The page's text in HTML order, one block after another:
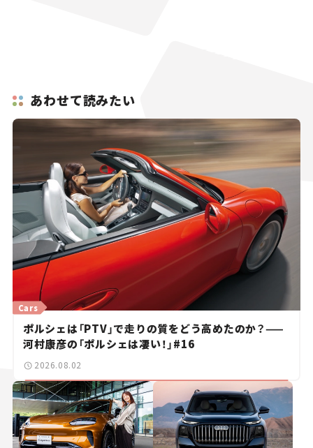
あわせて読みたい
Cars
ポルシェは「PTV」で走りの質をどう高めたのか？——
河村康彦の「ポルシェは凄い！」#16
2026.08.02